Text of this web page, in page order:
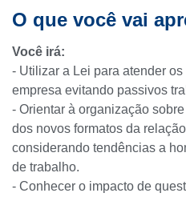
O que você vai
Você irá:
- Utilizar a Lei para atender
empresa evitando passivos
- Orientar à organização
dos novos formatos da
considerando tendências a
de trabalho.
- Conhecer o impacto de